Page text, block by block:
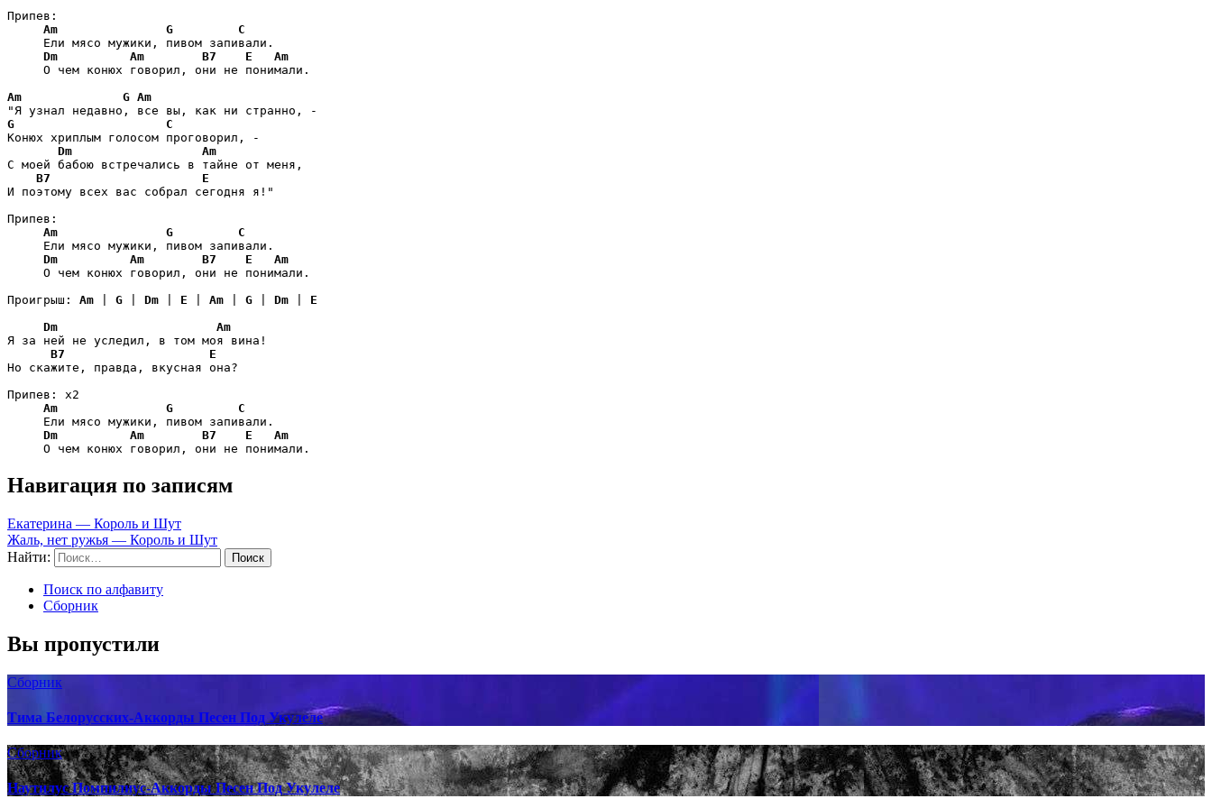
Припев:
Am
G
C
     Ели мясо мужики, пивом запивали.
Dm
Am B7 E
Am
     О чем конюх говорил, они не понимали.
Am
G Am
G
C
Конюх хриплым голосом проговорил, -
Dm
Am
С моей бабою встречались в тайне от меня,
B7
E
И поэтому всех вас собрал сегодня я!"
Припев:
Am
G
C
     Ели мясо мужики, пивом запивали.
Dm
Am B7 E
Am
     О чем конюх говорил, они не понимали.
Проигрыш: Am G Dm E Am G Dm
E
Dm
Am
Я за ней не уследил, в том моя вина!
B7
E
Но скажите, правда, вкусная она?
Припев: x2
Am
G
C
     Ели мясо мужики, пивом запивали.
Dm
Am B7 E
Am
     О чем конюх говорил, они не понимали.
Навигация по записям
Екатерина — Король и Шут
Жаль, нет ружья — Король и Шут
Найти:
Поиск по алфавиту
Сборник
Вы пропустили
Сборник
Тима Белорусских-Аккорды Песен Под Укулеле
Сборник
Наутилус Помпилиус-Аккорды Песен Под Укулеле